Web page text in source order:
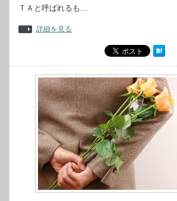
ＴＡと呼ばれるも…
詳細を見る